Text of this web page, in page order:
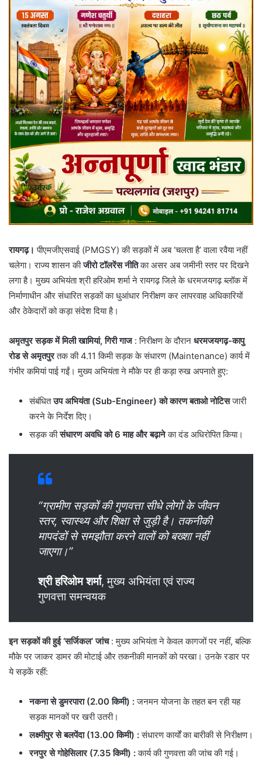
रायगढ़।पीएमजीएसवाई (PMGSY) की सड़कों में अब ‘चलता है’ वाला रवैया नहीं
चलेगा। राज्य शासन कीजीरो टॉलरेंस नीतिका असर अब जमीनी स्तर पर दिखने
लगा है। मुख्य अभियंता श्री हरिओम शर्मा ने रायगढ़ जिले के धरमजयगढ़ ब्लॉक में
निर्माणाधीन और संधारित सड़कों का धुआंधार निरीक्षण कर लापरवाह अधिकारियों
और ठेकेदारों को कड़ा संदेश दिया है।
अमृतपुर सड़क में मिली खामियां, गिरी गाज: ​निरीक्षण के दौरान धरमजयगढ़-कापु
रोड से अमृतपुरतक की 4.11 किमी सड़क के संधारण (Maintenance) कार्य में
गंभीर कमियां पाई गईं। मुख्य अभियंता ने मौके पर ही कड़ा रुख अपनाते हुए:
​संबंधितउप अभियंता (Sub-Engineer) को कारण बताओ नोटिसजारी
करने के निर्देश दिए।
​सड़क कीसंधारण अवधि को 6 माह और बढ़ानेका दंड अधिरोपित किया।
“ग्रामीण सड़कों की गुणवत्ता सीधे लोगों के जीवन
स्तर, स्वास्थ्य और शिक्षा से जुड़ी है। तकनीकी
मापदंडों से समझौता करने वालों को बख्शा नहीं
जाएगा।”
श्री हरिओम शर्मा, मुख्य अभियंता एवं राज्य
गुणवत्ता समन्वयक
इन सड़कों की हुई ‘सर्जिकल’ जांच: मुख्य अभियंता ने केवल कागजों पर नहीं, बल्कि
मौके पर जाकर डामर की मोटाई और तकनीकी मानकों को परखा। उनके रडार पर
ये सड़कें रहीं:
नकना से डुमरपारा (2.00 किमी) :जनमन योजना के तहत बन रही यह
सड़क मानकों पर खरी उतरी।
लक्ष्मीपुर से बलपेंदा (13.00 किमी) :संधारण कार्यों का बारीकी से निरीक्षण।
रनपुर से गोहेसिलार (7.35 किमी) :कार्य की गुणवत्ता की जांच की गई।